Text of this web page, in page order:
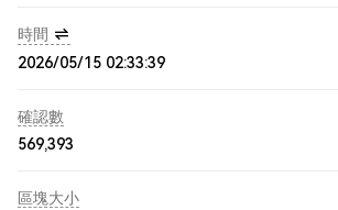
時間
2026/05/15 02:33:39
確認數
569,393
區塊大小